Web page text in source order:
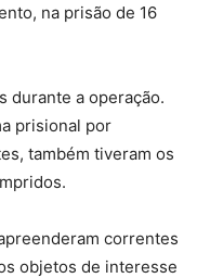
na prisão de 16
durante a operação.
prisional por
também tiveram os
correntes
objetos de interesse